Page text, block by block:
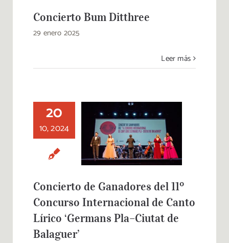
Concierto Bum Ditthree
29 enero 2025
Leer más
20
10, 2024
Concierto de
Ganadores del 11º
Concurso
Internacional de
Canto Lírico
Ciutat de Balaguer’
Concierto de Ganadores del 11º
Concurso Internacional de Canto
Lírico ‘Germans Pla–Ciutat de
Balaguer’